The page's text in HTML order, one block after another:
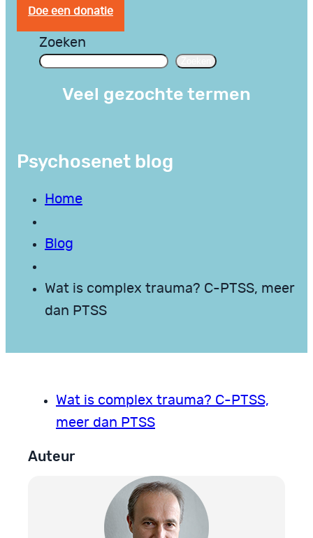
Doe een donatie
Zoeken
Veel gezochte termen
Psychosenet blog
Home
Blog
Wat is complex trauma? C-PTSS, meer
dan PTSS
Wat is complex trauma? C-PTSS,
meer dan PTSS
Auteur